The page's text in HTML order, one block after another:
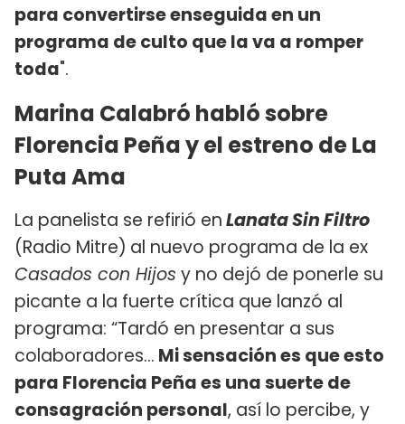
para convertirse enseguida en un
programa de culto que la va a romper
toda".
Marina Calabró habló sobre
Florencia Peña y el estreno de La
Puta Ama
La panelista se refirió enLanata Sin Filtro
(Radio Mitre) al nuevo programa de la ex
Casados con Hijos y no dejó de ponerle su
picante a la fuerte crítica que lanzó al
programa: “Tardó en presentar a sus
colaboradores... Mi sensación es que esto
para Florencia Peña es una suerte de
consagración personal, así lo percibe, y